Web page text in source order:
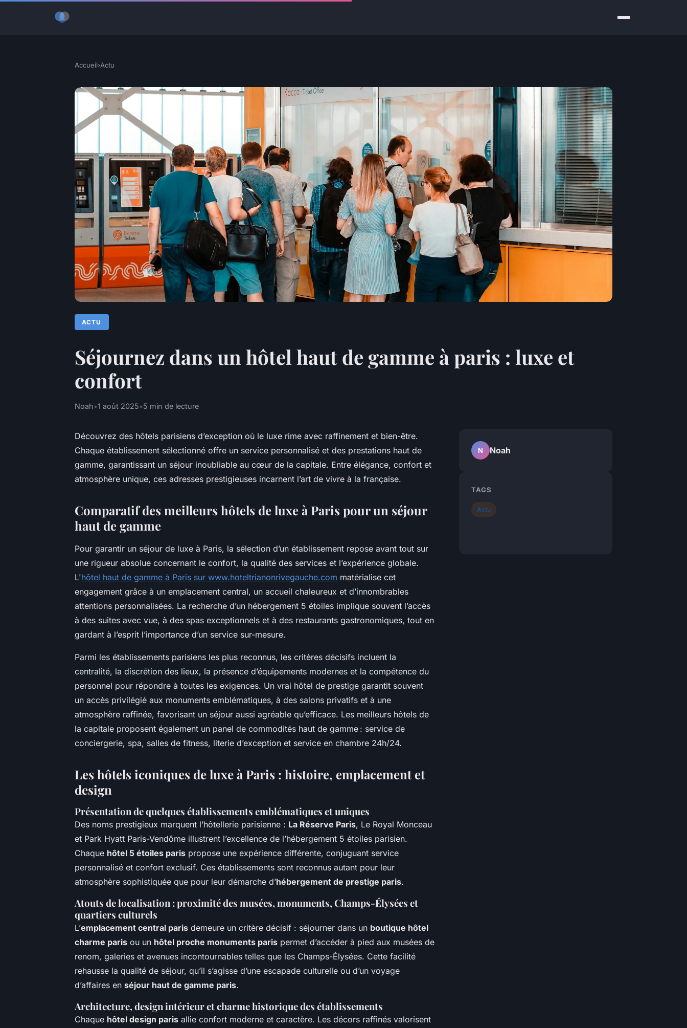
Accueil›Actu
ACTU
Séjournez dans un hôtel haut de gamme à paris : luxe et
confort
Noah•1 août 2025•5 min de lecture
Découvrez des hôtels parisiens d’exception où le luxe rime avec raffinement et bien-être.
Chaque établissement sélectionné offre un service personnalisé et des prestations haut de
gamme, garantissant un séjour inoubliable au cœur de la capitale. Entre élégance, confort et
atmosphère unique, ces adresses prestigieuses incarnent l’art de vivre à la française.
Comparatif des meilleurs hôtels de luxe à Paris pour un séjour
haut de gamme
Pour garantir un séjour de luxe à Paris, la sélection d’un établissement repose avant tout sur
une rigueur absolue concernant le confort, la qualité des services et l’expérience globale.
L'hôtel haut de gamme à Paris sur www.hoteltrianonrivegauche.com matérialise cet
engagement grâce à un emplacement central, un accueil chaleureux et d’innombrables
attentions personnalisées. La recherche d’un hébergement 5 étoiles implique souvent l’accès
à des suites avec vue, à des spas exceptionnels et à des restaurants gastronomiques, tout en
gardant à l’esprit l’importance d’un service sur-mesure.
Parmi les établissements parisiens les plus reconnus, les critères décisifs incluent la
centralité, la discrétion des lieux, la présence d’équipements modernes et la compétence du
personnel pour répondre à toutes les exigences. Un vrai hôtel de prestige garantit souvent
un accès privilégié aux monuments emblématiques, à des salons privatifs et à une
atmosphère raffinée, favorisant un séjour aussi agréable qu’efficace. Les meilleurs hôtels de
la capitale proposent également un panel de commodités haut de gamme : service de
conciergerie, spa, salles de fitness, literie d’exception et service en chambre 24h/24.
Les hôtels iconiques de luxe à Paris : histoire, emplacement et
design
Présentation de quelques établissements emblématiques et uniques
Des noms prestigieux marquent l’hôtellerie parisienne : La Réserve Paris, Le Royal Monceau
et Park Hyatt Paris-Vendôme illustrent l’excellence de l’hébergement 5 étoiles parisien.
Chaque hôtel 5 étoiles paris propose une expérience différente, conjuguant service
personnalisé et confort exclusif. Ces établissements sont reconnus autant pour leur
atmosphère sophistiquée que pour leur démarche d’hébergement de prestige paris.
Atouts de localisation : proximité des musées, monuments, Champs-Élysées et
quartiers culturels
L’emplacement central paris demeure un critère décisif : séjourner dans un boutique hôtel
charme paris ou un hôtel proche monuments paris permet d’accéder à pied aux musées de
renom, galeries et avenues incontournables telles que les Champs-Élysées. Cette facilité
rehausse la qualité de séjour, qu’il s’agisse d’une escapade culturelle ou d’un voyage
d’affaires en séjour haut de gamme paris.
Architecture, design intérieur et charme historique des établissements
Chaque hôtel design paris allie confort moderne et caractère. Les décors raffinés valorisent
N Noah
TAGS
Actu